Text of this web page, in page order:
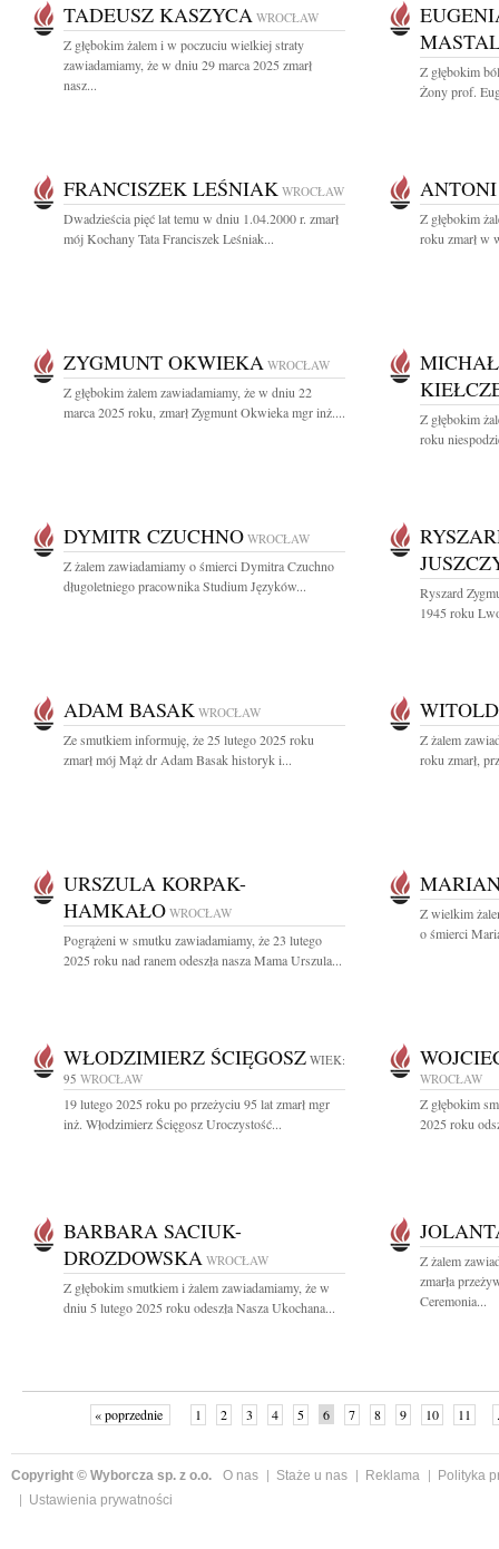
TADEUSZ KASZYCA WROCŁAW
Z głębokim żalem i w poczuciu wielkiej straty
zawiadamiamy, że w dniu 29 marca 2025 zmarł
nasz...
Z głębokim
Żony prof.
FRANCISZEK LEŚNIAK WROCŁAW
Dwadzieścia pięć lat temu w dniu 1.04.2000 r. zmarł
mój Kochany Tata Franciszek Leśniak...
Z głębokim
roku zmarł w
ZYGMUNT OKWIEKA WROCŁAW
Z głębokim żalem zawiadamiamy, że w dniu 22
marca 2025 roku, zmarł Zygmunt Okwieka mgr inż....
Z głębokim
roku
DYMITR CZUCHNO WROCŁAW
Z żalem zawiadamiamy o śmierci Dymitra Czuchno
długoletniego pracownika Studium Języków...
Ryszard
1945 roku
ADAM BASAK WROCŁAW
Ze smutkiem informuję, że 25 lutego 2025 roku
zmarł mój Mąż dr Adam Basak historyk i...
Z żalem
roku zmarł,
URSZULA KORPAK-
HAMKAŁO WROCŁAW
Pogrążeni w smutku zawiadamiamy, że 23 lutego
2025 roku nad ranem odeszła nasza Mama Urszula...
Z wielkim
o śmierci
WŁODZIMIERZ ŚCIĘGOSZ WIEK:
95 WROCŁAW
19 lutego 2025 roku po przeżyciu 95 lat zmarł mgr
inż. Włodzimierz Ścięgosz Uroczystość...
WROCŁAW
Z głębokim
2025 roku
BARBARA SACIUK-
DROZDOWSKA WROCŁAW
Z głębokim smutkiem i żalem zawiadamiamy, że w
dniu 5 lutego 2025 roku odeszła Nasza Ukochana...
Z żalem
zmarła
Ceremonia...
« poprzednie 1 2 3 4 5 6 7 8 9 10 11
Copyright © Wyborcza sp. z o.o. O nas Staże u nas Reklama
Polityka
Ustawienia prywatności